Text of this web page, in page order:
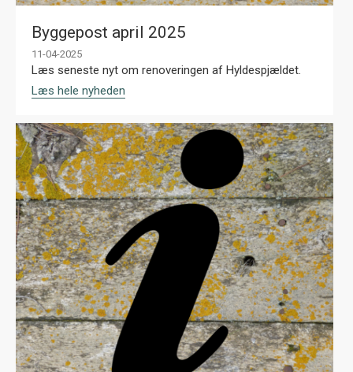
Byggepost april 2025
11-04-2025
Læs seneste nyt om renoveringen af Hyldespjældet.
Læs hele nyheden